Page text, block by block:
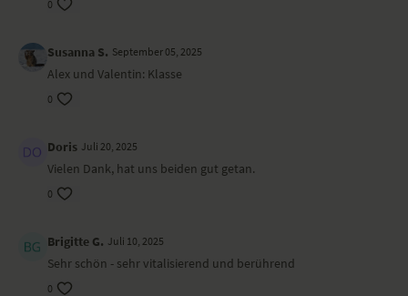
0
Susanna S. September 05, 2025
Alex und Valentin: Klasse
0
Doris Juli 20, 2025
Vielen Dank, hat uns beiden gut getan.
0
Brigitte G. Juli 10, 2025
Sehr schön - sehr vitalisierend und berührend
0